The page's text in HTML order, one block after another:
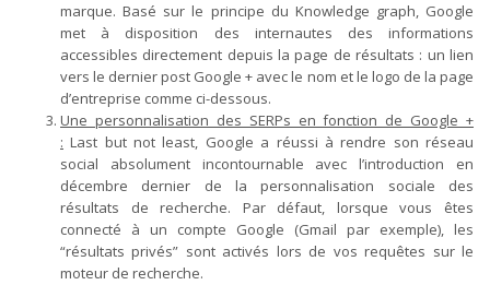
marque. Basé sur le principe du Knowledge graph, Google
met à disposition des internautes des informations
accessibles directement depuis la page de résultats : un lien
vers le dernier post Google + avec le nom et le logo de la page
d’entreprise comme ci-dessous.
Une personnalisation des SERPs en fonction de Google +
: Last but not least, Google a réussi à rendre son réseau
social absolument incontournable avec l’introduction en
décembre dernier de la personnalisation sociale des
résultats de recherche. Par défaut, lorsque vous êtes
connecté à un compte Google (Gmail par exemple), les
“résultats privés” sont activés lors de vos requêtes sur le
moteur de recherche.